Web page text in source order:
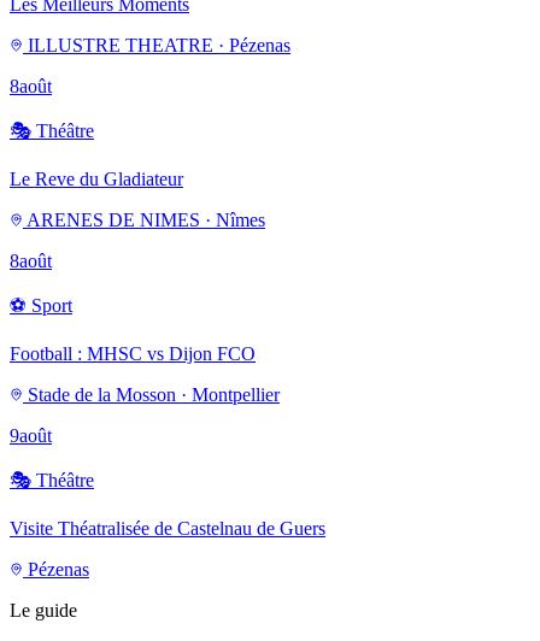
ILLUSTRE THEATRE · Pézenas
8août
🎭 Théâtre
Le Reve du Gladiateur
ARENES DE NIMES · Nîmes
8août
⚽ Sport
Football : MHSC vs Dijon FCO
Stade de la Mosson · Montpellier
9août
🎭 Théâtre
Visite Théatralisée de Castelnau de Guers
Pézenas
Le guide